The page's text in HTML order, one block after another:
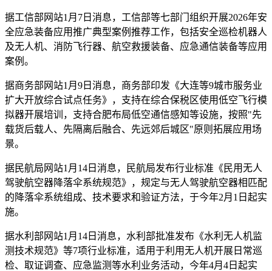
据工信部网站1月7日消息，工信部等七部门组织开展2026年安
全应急装备应用推广典型案例推荐工作，包括安全巡检机器人
及无人机、消防飞行器、航空救援装备、应急通信装备等应用
案例。
据商务部网站1月9日消息，商务部印发《大连等9城市服务业
扩大开放综合试点任务》，支持在综合保税区使用低空飞行模
拟器开展培训，支持合肥布局低空通信感知等设施，按照"先
载货后载人、先隔离后融合、先远郊后城区"原则拓展应用场
景。
据民航局网站1月14日消息，民航局发布行业标准《民用无人
驾驶航空器降落伞系统规范》，规定与无人驾驶航空器相匹配
的降落伞系统组成、技术要求和验证方法，于今年2月1日起实
施。
据水利部网站1月14日消息，水利部批准发布《水利无人机监
测技术规范》等7项行业标准，适用于利用无人机开展日常巡
检、取证调查、应急监测等水利业务活动，今年4月4日起实